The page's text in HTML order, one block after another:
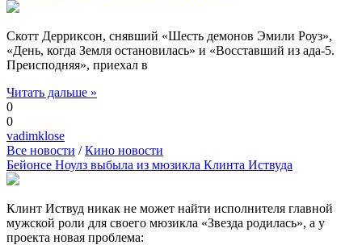
Скотт Дерриксон, снявший «Шесть демонов Эмили Роуз»,
«День, когда Земля остановилась» и «Восставший из ада-5.
Преисподняя», приехал в
Читать дальше »
0
0
vadimklose
Все новости /Кино новости
Бейонсе Ноулз выбыла из мюзикла Клинта Иствуда
Клинт Иствуд никак не может найти исполнителя главной
мужской роли для своего мюзикла «Звезда родилась», а у
проекта новая проблема: